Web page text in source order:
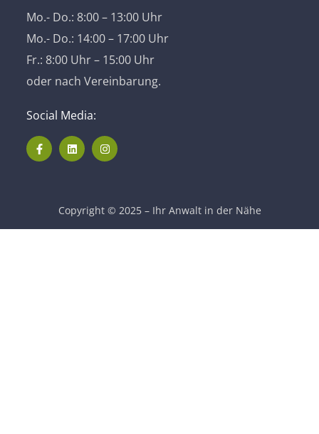
Mo.- Do.: 8:00 – 13:00 Uhr
Mo.- Do.: 14:00 – 17:00 Uhr
Fr.: 8:00 Uhr – 15:00 Uhr
oder nach Vereinbarung.
Social Media:
Copyright © 2025 – Ihr Anwalt in der Nähe